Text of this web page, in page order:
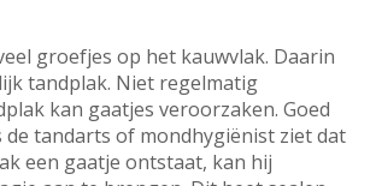
groefjes op het kauwvlak. Daarin
tandplak. Niet regelmatig
kan gaatjes veroorzaken. Goed
de tandarts of mondhygiënist ziet dat
een gaatje ontstaat, kan hij